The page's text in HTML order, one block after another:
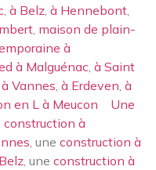
à Belz à Hennebont
maison de plain-
à
à Malguénac à Saint
à Vannes à Erdeven à
en L à Meucon
Une
construction à
, une construction à
, une construction à